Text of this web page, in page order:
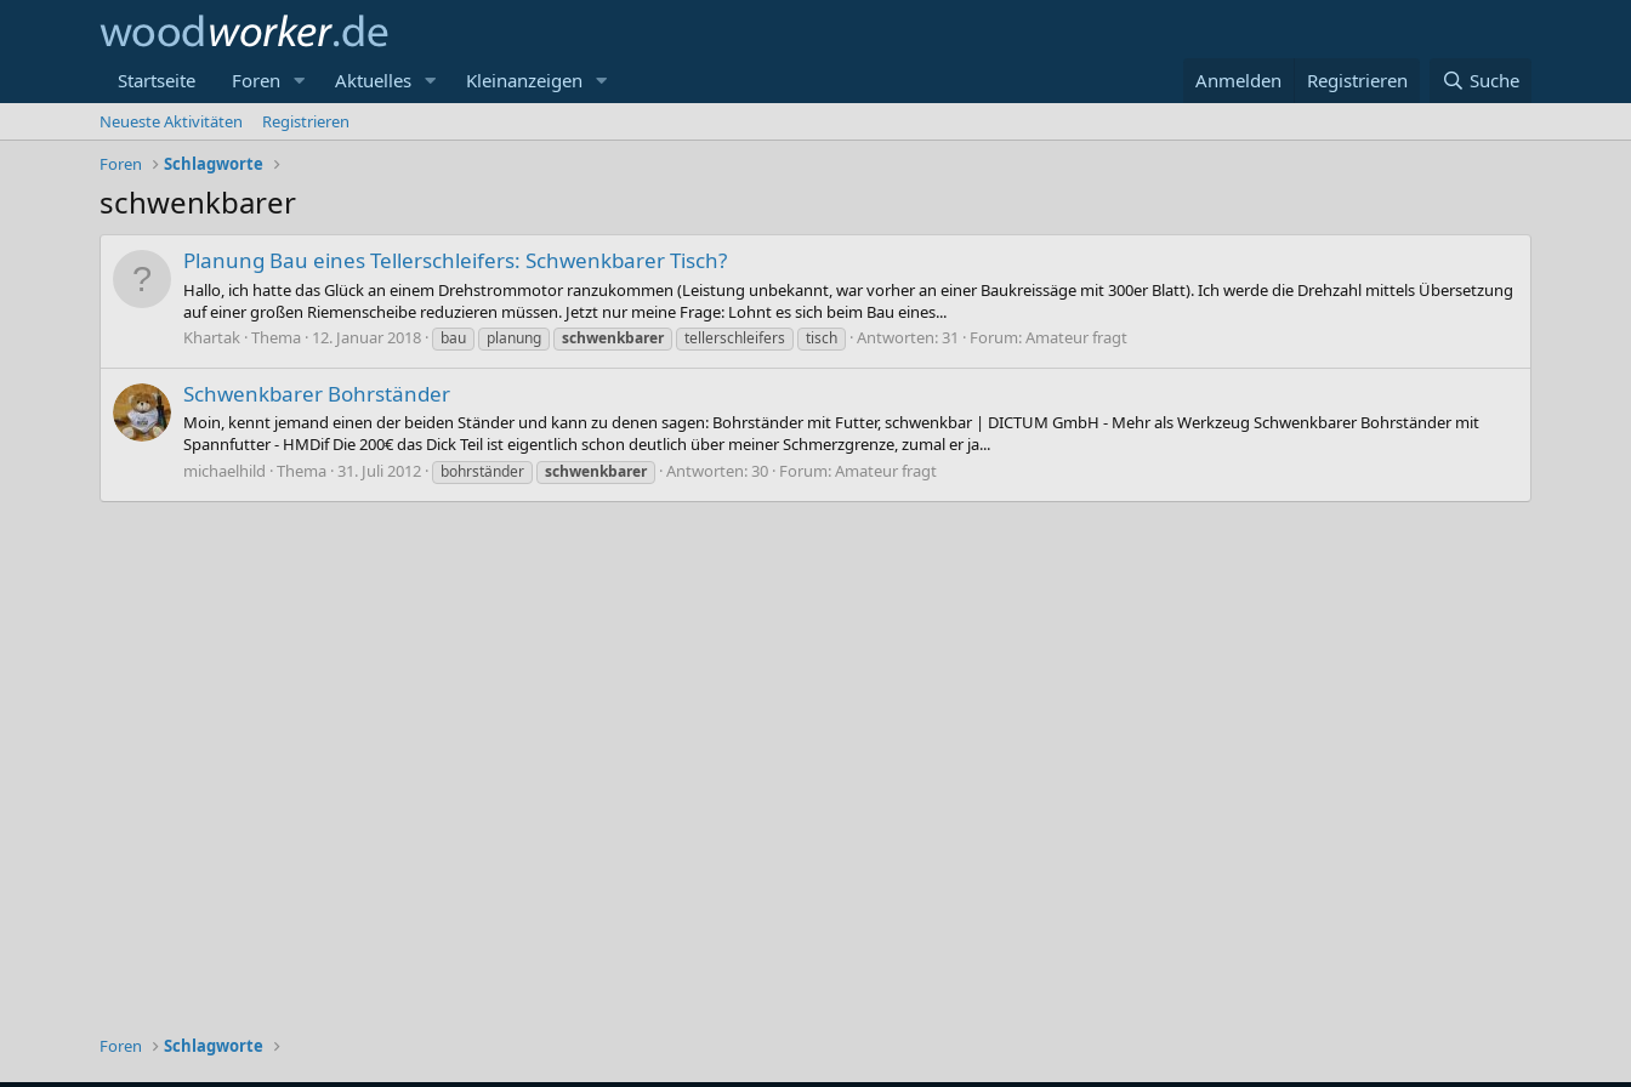
Startseite Foren Aktuelles Kleinanzeigen Anmelden Registrieren Suche
Neueste Aktivitäten
Registrieren
Foren
Schlagworte
schwenkbarer
Planung Bau eines Tellerschleifers: Schwenkbarer Tisch?
Hallo, ich hatte das Glück an einem Drehstrommotor ranzukommen (Leistung unbekannt, war vorher an einer Baukreissäge mit 300er Blatt). Ich werde die Drehzahl mittels Übersetzung
auf einer großen Riemenscheibe reduzieren müssen. Jetzt nur meine Frage: Lohnt es sich beim Bau eines...
Khartak Thema 12. Januar 2018 bau planung schwenkbarer tellerschleifers tisch Antworten: 31 Forum:Amateur fragt
Schwenkbarer Bohrständer
Moin, kennt jemand einen der beiden Ständer und kann zu denen sagen: Bohrständer mit Futter, schwenkbar | DICTUM GmbH - Mehr als Werkzeug Schwenkbarer Bohrständer mit
Spannfutter - HMDif Die 200€ das Dick Teil ist eigentlich schon deutlich über meiner Schmerzgrenze, zumal er ja...
michaelhild Thema 31. Juli 2012 bohrständer schwenkbarer Antworten: 30 Forum:Amateur fragt
Foren Schlagworte